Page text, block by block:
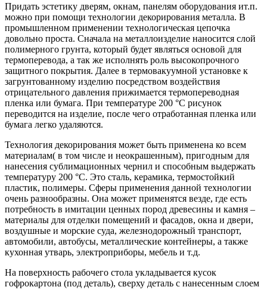
Придать эстетику дверям, окнам, панелям оборудования ит.п.
можно при помощи технологии декорирования металла. В
промышленном применении технологическая цепочка
довольно проста. Сначала на металлоизделие наносится слой
полимерного грунта, который будет являться основой для
термоперевода, а так же исполнять роль высокопрочного
защитного покрытия. Далее в термовакуумной установке к
загрунтованному изделию посредством воздействия
отрицательного давления прижимается термопереводная
пленка или бумага. При температуре 200 °С рисунок
переводится на изделие, после чего отработанная пленка или
бумага легко удаляются.
Технология декорирования может быть применена ко всем
материалам( в том числе и неокрашенным), пригодным для
нанесения сублимационных чернил и способным выдержать
температуру 200 °С. Это сталь, керамика, термостойкий
пластик, полимеры. Сферы применения данной технологии
очень разнообразны. Она может применятся везде, где есть
потребность в имитации ценных пород древесины и камня –
материалы для отделки помещений и фасадов, окна и двери,
воздушные и морские суда, железнодорожный транспорт,
автомобили, автобусы, металлические контейнеры, а также
кухонная утварь, электроприборы, мебель и т.д.
На поверхность рабочего стола укладывается кусок
гофрокартона (под деталь), сверху деталь с нанесенным слоем